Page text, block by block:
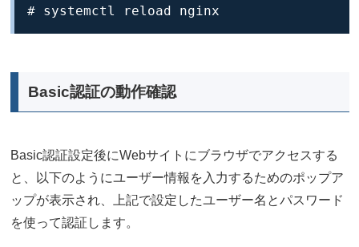
# systemctl reload nginx
Basic認証の動作確認
Basic認証設定後にWebサイトにブラウザでアクセスする
と、以下のようにユーザー情報を入力するためのポップア
ップが表示され、上記で設定したユーザー名とパスワード
を使って認証します。